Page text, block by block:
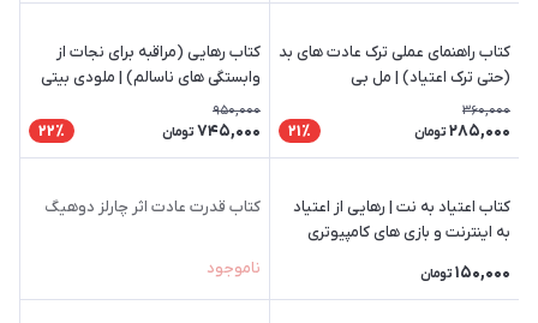
کتاب راهنمای عملی ترک عادت های بد
(حتی ترک اعتیاد) | مل بی
360,000
285,000 تومان 21٪
کتاب رهایی (مراقبه برای نجات از
وابستگی های ناسالم) | ملودی بیتی
950,000
745,000 تومان 22٪
کتاب اعتیاد به نت | رهایی از اعتیاد
به اینترنت و بازی های کامپیوتری
150,000 تومان
کتاب قدرت عادت اثر چارلز دوهیگ
ناموجود